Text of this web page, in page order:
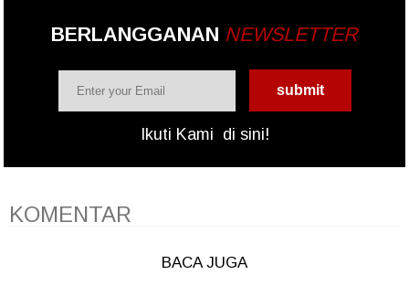
BERLANGGANAN NEWSLETTER
Ikuti Kami di sini!
KOMENTAR
BACA JUGA